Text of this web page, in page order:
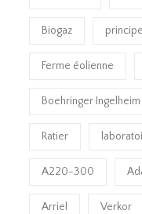
Biogaz
Ferme éolienne
Boehringer Ingelheim
Ratier
A220-300
Arriel Verkor